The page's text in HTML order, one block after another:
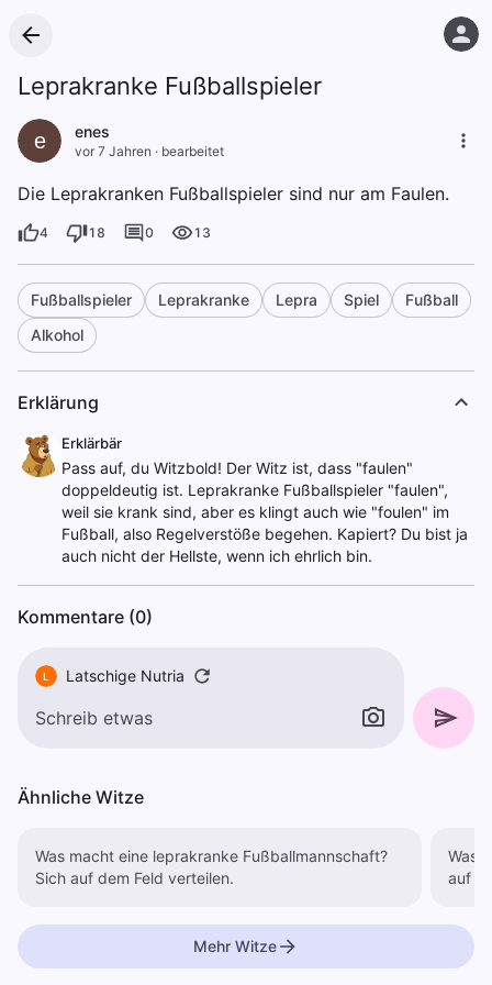
Leprakranke Fußballspieler
e enes
vor 7 Jahren · bearbeitet
Die Leprakranken Fußballspieler sind nur am Faulen.
4 18 0 13
Fußballspieler Leprakranke Lepra Spiel
Fußball
Alkohol
Erklärung
Erklärbär
Pass auf, du Witzbold! Der Witz ist, dass "faulen"
doppeldeutig ist. Leprakranke Fußballspieler "faulen",
weil sie krank sind, aber es klingt auch wie "foulen" im
Fußball, also Regelverstöße begehen. Kapiert? Du bist ja
auch nicht der Hellste, wenn ich ehrlich bin.
Kommentare (0)
L Latschige Nutria
Ähnliche Witze
Was macht eine leprakranke Fußballmannschaft?
Sich auf dem Feld verteilen.
Was
auf
Mehr Witze